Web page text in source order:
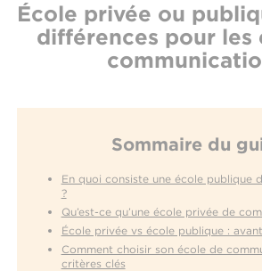
École privée ou
différences pour les
Sommaire du
En quoi consiste une école publique
?
Qu’est-ce qu’une école privée de
École privée vs école publique :
Comment choisir son école de
critères clés